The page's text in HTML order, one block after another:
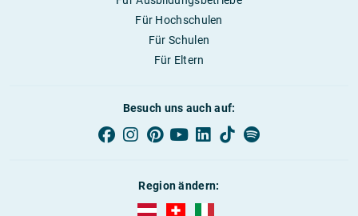
Für Hochschulen
Für Schulen
Für Eltern
Besuch uns auch auf:
Region ändern:
AUBI-plus Österreich (deutsch)